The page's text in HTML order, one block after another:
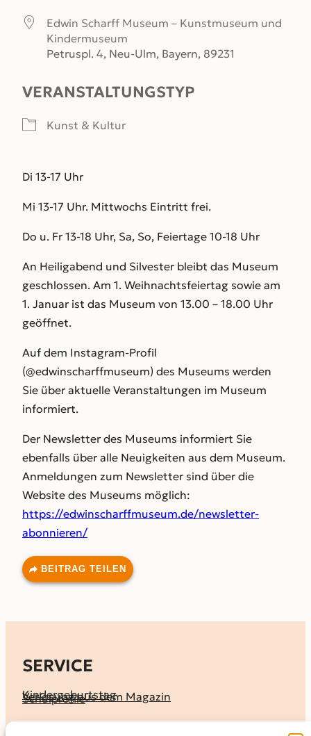
Edwin Scharff Museum – Kunstmuseum und
Kindermuseum
Petruspl. 4, Neu-Ulm, Bayern, 89231
VERANSTALTUNGSTYP
Kunst & Kultur
Di 13-17 Uhr
Mi 13-17 Uhr. Mittwochs Eintritt frei.
Do u. Fr 13-18 Uhr, Sa, So, Feiertage 10-18 Uhr
An Heiligabend und Silvester bleibt das Museum
geschlossen. Am 1. Weihnachtsfeiertag sowie am
1. Januar ist das Museum von 13.00 – 18.00 Uhr
geöffnet.
Auf dem Instagram-Profil
(@edwinscharffmuseum) des Museums werden
Sie über aktuelle Veranstaltungen im Museum
informiert.
Der Newsletter des Museums informiert Sie
ebenfalls über alle Neuigkeiten aus dem Museum.
Anmeldungen zum Newsletter sind über die
Website des Museums möglich:
https://edwinscharffmuseum.de/newsletter-
abonnieren/
BEITRAG TEILEN
SERVICE
Kindergeburtstag
Verlosung aus dem Magazin
Schulprofile
KALENDER